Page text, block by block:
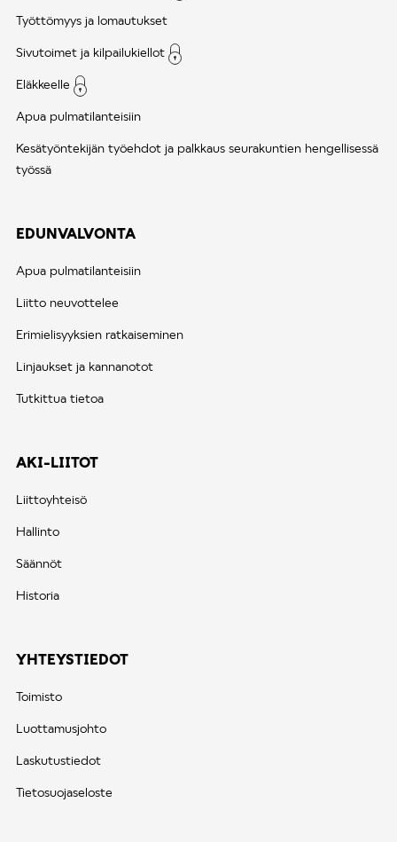
Työttömyys ja lomautukset
Sivutoimet ja kilpailukiellot
Eläkkeelle
Apua pulmatilanteisiin
Kesätyöntekijän työehdot ja palkkaus seurakuntien hengellisessä
työssä
EDUNVALVONTA
Apua pulmatilanteisiin
Liitto neuvottelee
Erimielisyyksien ratkaiseminen
Linjaukset ja kannanotot
Tutkittua tietoa
AKI-LIITOT
Liittoyhteisö
Hallinto
Säännöt
Historia
YHTEYSTIEDOT
Toimisto
Luottamusjohto
Laskutustiedot
Tietosuojaseloste